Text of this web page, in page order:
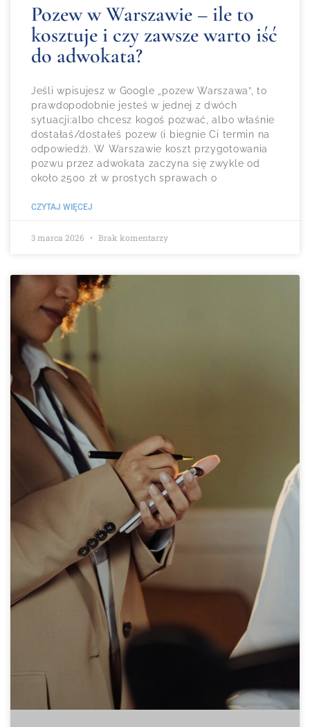
Pozew w Warszawie – ile to
kosztuje i czy zawsze warto iść
do adwokata?
Jeśli wpisujesz w Google „pozew Warszawa”, to
prawdopodobnie jesteś w jednej z dwóch
sytuacji:albo chcesz kogoś pozwać, albo właśnie
dostałaś/dostałeś pozew (i biegnie Ci termin na
odpowiedź). W Warszawie koszt przygotowania
pozwu przez adwokata zaczyna się zwykle od
około 2500 zł w prostych sprawach o
CZYTAJ WIĘCEJ
3 marca 2026 Brak komentarzy